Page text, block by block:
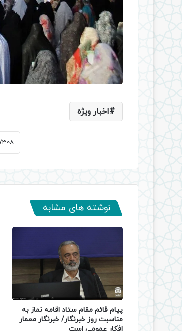
اخبار ویژه
نوشته های مشابه
پیام قائم مقام ستاد اقامه نماز به
مناسبت روز خبرنگار/ خبرنگار معمار